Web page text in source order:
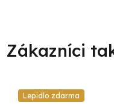
Lepidlo zdarma